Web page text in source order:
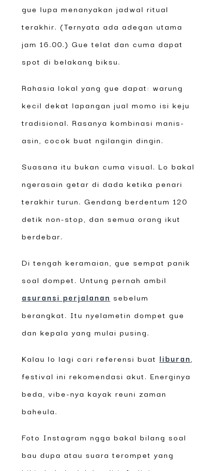
gue lupa menanyakan jadwal ritual
terakhir. (Ternyata ada adegan utama
jam 16.00.) Gue telat dan cuma dapat
spot di belakang biksu.
Rahasia lokal yang gue dapat: warung
kecil dekat lapangan jual momo isi keju
tradisional. Rasanya kombinasi manis-
asin, cocok buat ngilangin dingin.
Suasana itu bukan cuma visual. Lo bakal
ngerasain getar di dada ketika penari
terakhir turun. Gendang berdentum 120
detik non-stop, dan semua orang ikut
berdebar.
Di tengah keramaian, gue sempat panik
soal dompet. Untung pernah ambil
asuransi perjalanan sebelum
berangkat. Itu nyelametin dompet gue
dan kepala yang mulai pusing.
Kalau lo lagi cari referensi buat liburan
festival ini rekomendasi akut. Energinya
beda, vibe-nya kayak reuni zaman
baheula.
Foto Instagram ngga bakal bilang soal
bau dupa atau suara terompet yang